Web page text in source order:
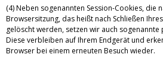
(4) Neben sogenannten Session-Cookies, die
Browsersitzung, das heißt nach Schließen
gelöscht werden, setzen wir auch
Diese verbleiben auf Ihrem Endgerät und
Browser bei einem erneuten Besuch wieder.